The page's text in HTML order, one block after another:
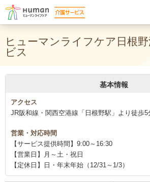
ヒューマンライフケア日根
ビス
基本情報
アクセス
JR阪和線・関西空港線「日根野駅」より徒歩5
営業・対応時間
【サービス提供時間】9:00～16:30
【営業日】月～土・祝日
【定休日】日・年末年始（12/31～1/3）